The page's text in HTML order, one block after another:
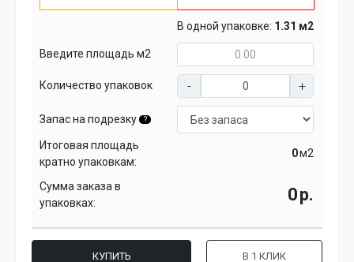
В одной упаковке: 1.31 м2
Введите площадь м2
Количество упаковок
Запас на подрезку ?
Итоговая площадь
кратно упаковкам:
м2
Сумма заказа в
упаковках:
р.
КУПИТЬ В 1 КЛИК